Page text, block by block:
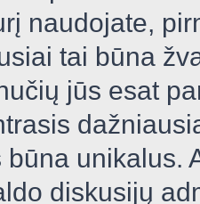
naudojate,
tai būna
jūs esat
unikalus.
diskusijų